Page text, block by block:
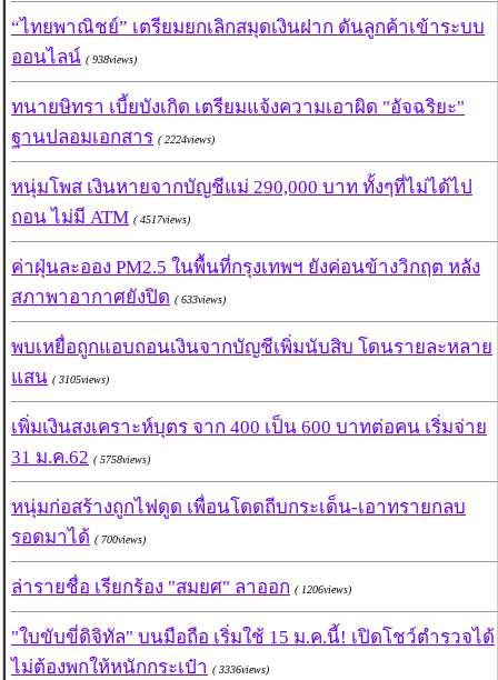
“ไทยพาณิชย์” เตรียมยกเลิกสมุดเงินฝาก ดันลูกค้าเข้าระบบ
ออนไลน์ ( 938views)
ทนายษิทรา เบี้ยบังเกิด เตรียมแจ้งความเอาผิด "อัจฉริยะ"
ฐานปลอมเอกสาร ( 2224views)
หนุ่มโพส เงินหายจากบัญชีแม่ 290,000 บาท ทั้งๆที่ไม่ได้ไป
ถอน ไม่มี ATM ( 4517views)
ค่าฝุ่นละออง PM2.5 ในพื้นที่กรุงเทพฯ ยังค่อนข้างวิกฤต หลัง
สภาพาอากาศยังปิด ( 633views)
พบเหยื่อถูกแอบถอนเงินจากบัญชีเพิ่มนับสิบ โดนรายละหลาย
แสน ( 3105views)
เพิ่มเงินสงเคราะห์บุตร จาก 400 เป็น 600 บาทต่อคน เริ่มจ่าย
31 ม.ค.62 ( 5758views)
หนุ่มก่อสร้างถูกไฟดูด เพื่อนโดดถีบกระเด็น-เอาทรายกลบ
รอดมาได้ ( 700views)
ล่ารายชื่อ เรียกร้อง "สมยศ" ลาออก ( 1206views)
"ใบขับขี่ดิจิทัล" บนมือถือ เริ่มใช้ 15 ม.ค.นี้! เปิดโชว์ตำรวจได้
ไม่ต้องพกให้หนักกระเป๋า ( 3336views)